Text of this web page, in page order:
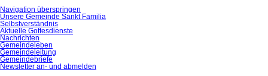
Navigation überspringen
Unsere Gemeinde Sankt Familia
Selbstverständnis
Aktuelle Gottesdienste
Nachrichten
Gemeindeleben
Gemeindeleitung
Gemeindebriefe
Newsletter an- und abmelden